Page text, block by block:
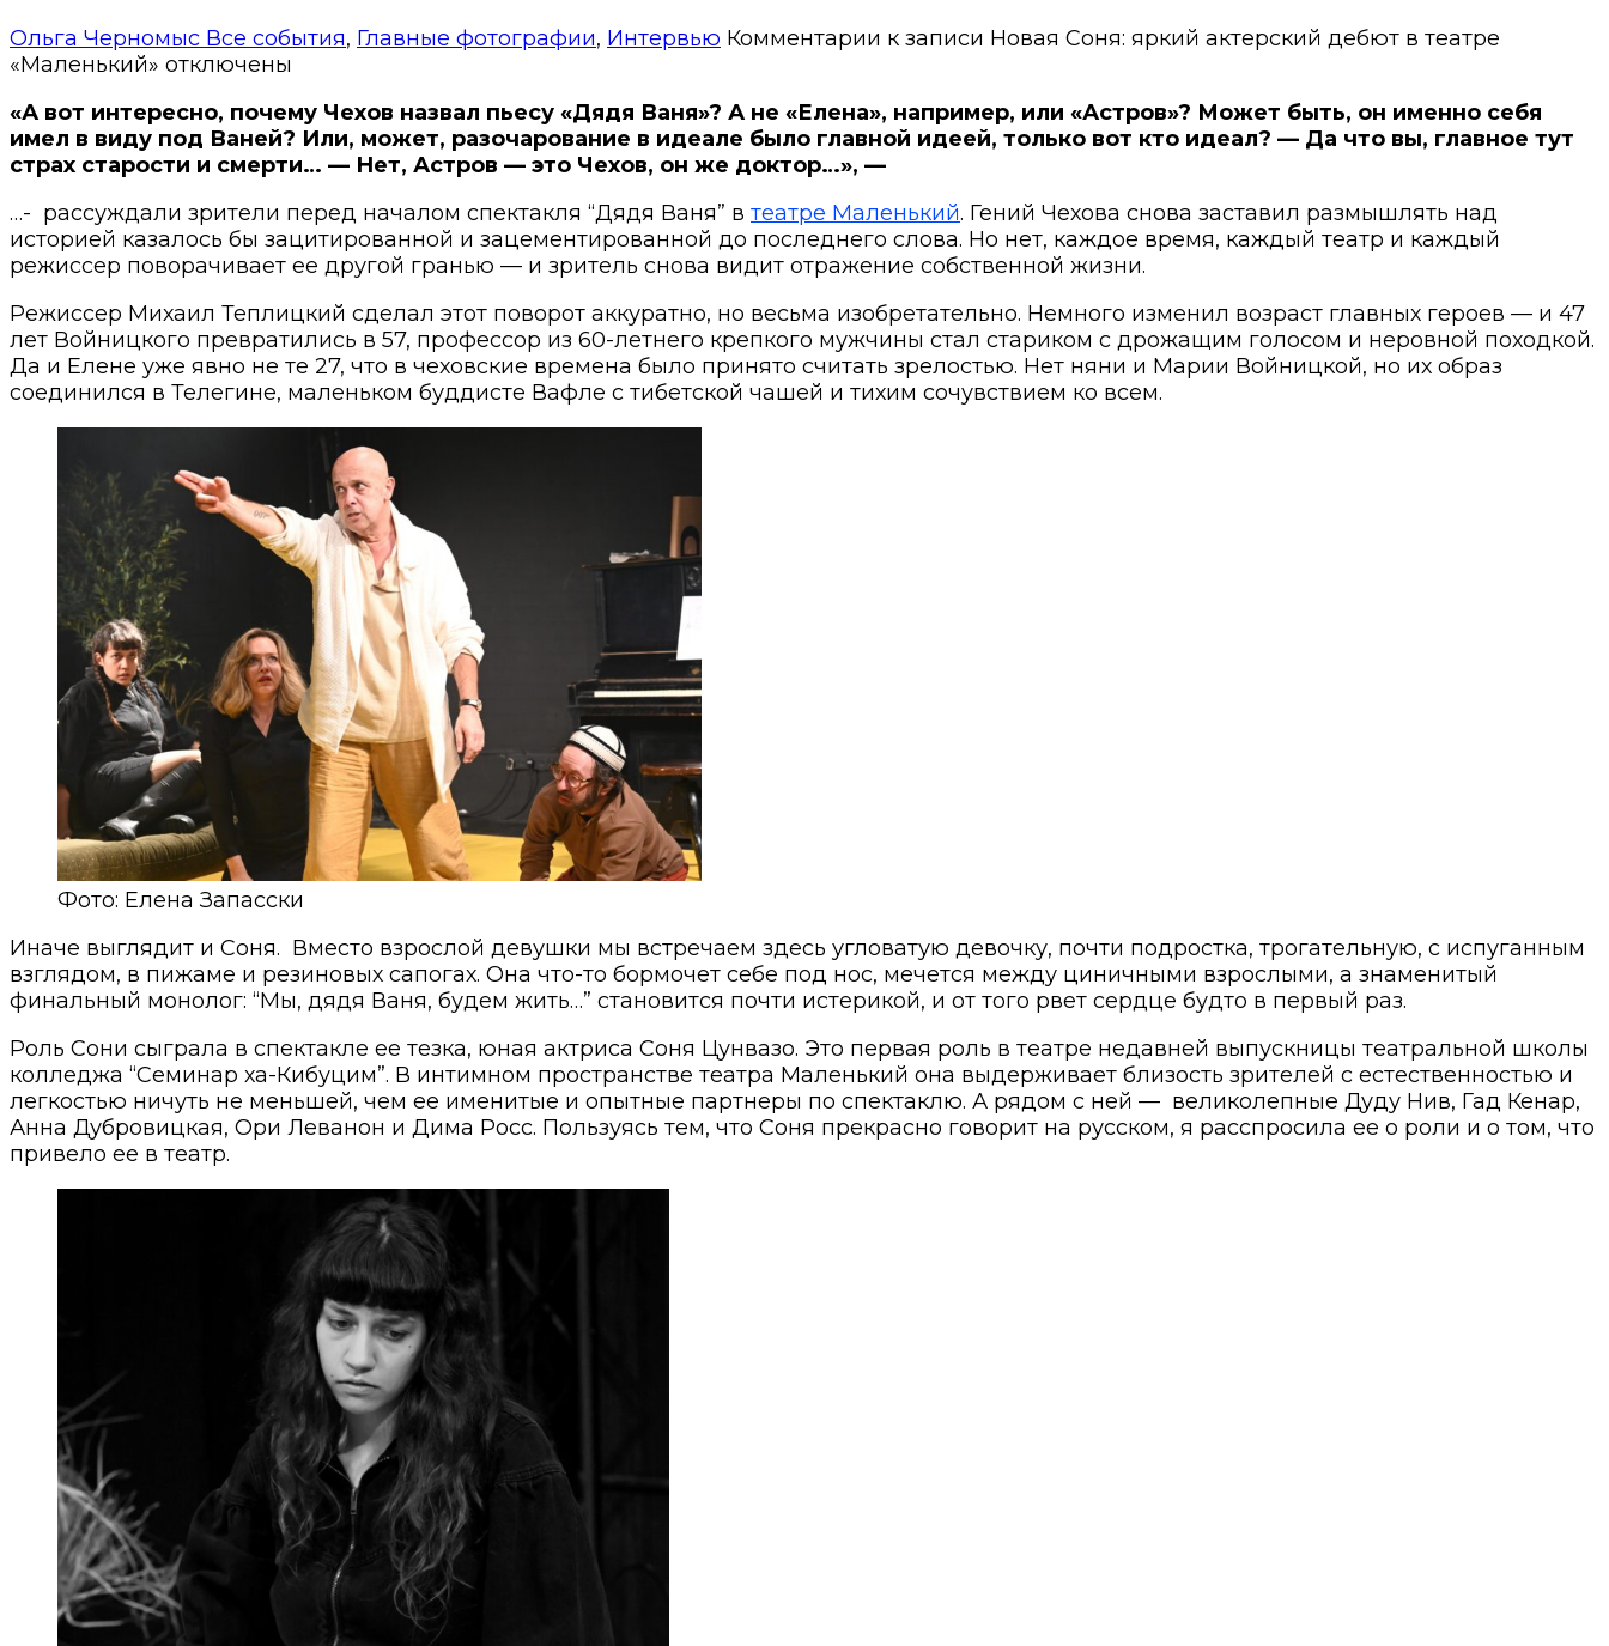
Ольга Черномыс Все события, Главные фотографии, Интервью Комментарии к записи Новая Соня: яркий актерский дебют в театре
«Маленький» отключены
«А вот интересно, почему Чехов назвал пьесу «Дядя Ваня»? А не «Елена», например, или «Астров»? Может быть, он именно себя
имел в виду под Ваней? Или, может, разочарование в идеале было главной идеей, только вот кто идеал? — Да что вы, главное тут
страх старости и смерти… — Нет, Астров — это Чехов, он же доктор…», —
…- рассуждали зрители перед началом спектакля “Дядя Ваня” в театре Маленький. Гений Чехова снова заставил размышлять над
историей казалось бы зацитированной и зацементированной до последнего слова. Но нет, каждое время, каждый театр и каждый
режиссер поворачивает ее другой гранью — и зритель снова видит отражение собственной жизни.
Режиссер Михаил Теплицкий сделал этот поворот аккуратно, но весьма изобретательно. Немного изменил возраст главных героев — и 47
лет Войницкого превратились в 57, профессор из 60-летнего крепкого мужчины стал стариком с дрожащим голосом и неровной походкой.
Да и Елене уже явно не те 27, что в чеховские времена было принято считать зрелостью. Нет няни и Марии Войницкой, но их образ
соединился в Телегине, маленьком буддисте Вафле с тибетской чашей и тихим сочувствием ко всем.
Фото: Елена Запасски
Иначе выглядит и Соня. Вместо взрослой девушки мы встречаем здесь угловатую девочку, почти подростка, трогательную, с испуганным
взглядом, в пижаме и резиновых сапогах. Она что-то бормочет себе под нос, мечется между циничными взрослыми, а знаменитый
финальный монолог: “Мы, дядя Ваня, будем жить…” становится почти истерикой, и от того рвет сердце будто в первый раз.
Роль Сони сыграла в спектакле ее тезка, юная актриса Соня Цунвазо. Это первая роль в театре недавней выпускницы театральной школы
колледжа “Семинар ха-Кибуцим”. В интимном пространстве театра Маленький она выдерживает близость зрителей с естественностью и
легкостью ничуть не меньшей, чем ее именитые и опытные партнеры по спектаклю. А рядом с ней — великолепные Дуду Нив, Гад Кенар,
Анна Дубровицкая, Ори Леванон и Дима Росс. Пользуясь тем, что Соня прекрасно говорит на русском, я расспросила ее о роли и о том, что
привело ее в театр.